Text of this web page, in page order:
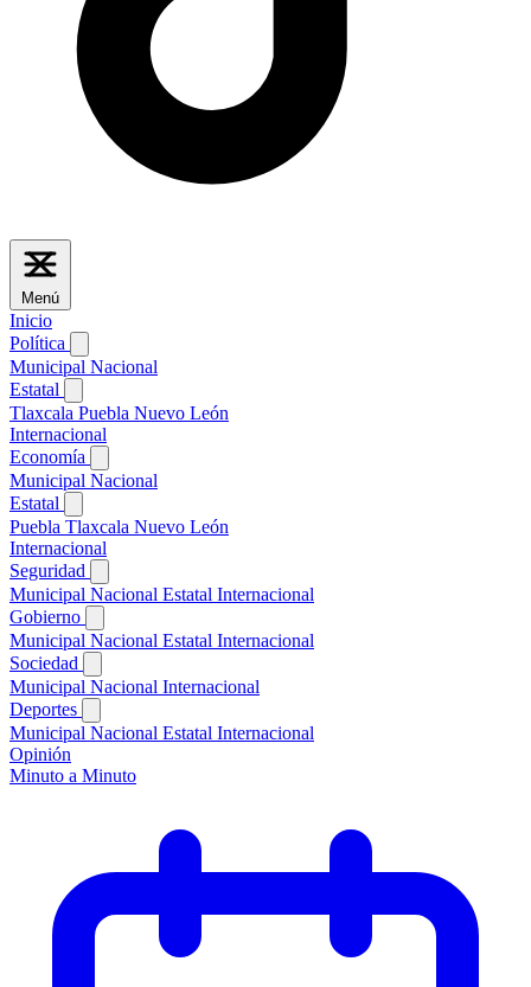
Menú
Inicio
Política
Municipal Nacional
Estatal
Tlaxcala Puebla Nuevo León
Internacional
Economía
Municipal Nacional
Estatal
Puebla Tlaxcala Nuevo León
Internacional
Seguridad
Municipal Nacional Estatal Internacional
Gobierno
Municipal Nacional Estatal Internacional
Sociedad
Municipal Nacional Internacional
Deportes
Municipal Nacional Estatal Internacional
Opinión
Minuto a Minuto